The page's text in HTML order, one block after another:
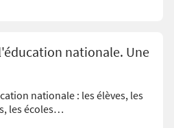
nationale. Une
nationale : les élèves, les
les écoles…